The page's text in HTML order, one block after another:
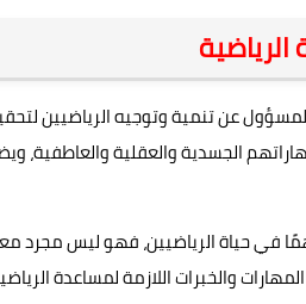
الرياضية
عن تنمية وتوجيه الرياضيين
الجسدية والعقلية والعاطفية،
في حياة الرياضيين، فهو ليس مجرد
والخبرات اللازمة لمساعدة